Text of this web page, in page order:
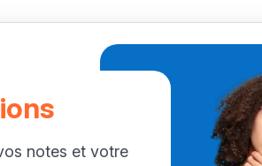
notes et votre